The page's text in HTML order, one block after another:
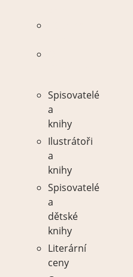
Spisovatelé
a
knihy
Ilustrátoři
a
knihy
Spisovatelé
a
dětské
knihy
Literární
ceny